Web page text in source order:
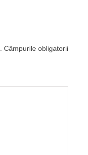
Câmpurile obligatorii